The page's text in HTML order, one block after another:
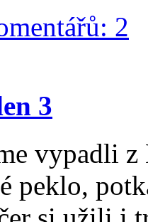
2
3
vypadli
peklo,